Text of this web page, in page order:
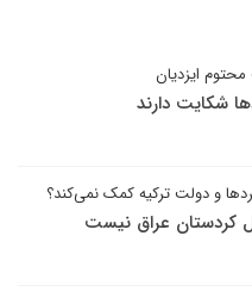
ایزدیان
شکایت دارند
و دولت ترکیه کمک نمی‌کند؟
کردستان عراق نیست